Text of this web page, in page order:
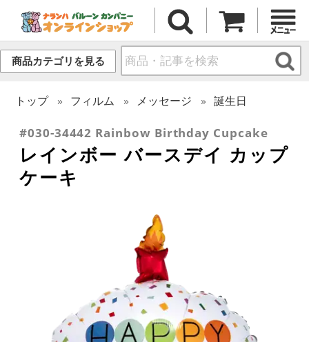
商品カテゴリを見る
トップ フィルム メッセージ 誕生日
#030-34442 Rainbow Birthday Cupcake
レインボー バースデイ カップ
ケーキ